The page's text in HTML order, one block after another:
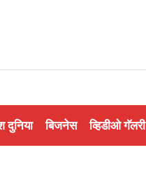
दुनिया बिजनेस व्हिडीओ गॅलरी